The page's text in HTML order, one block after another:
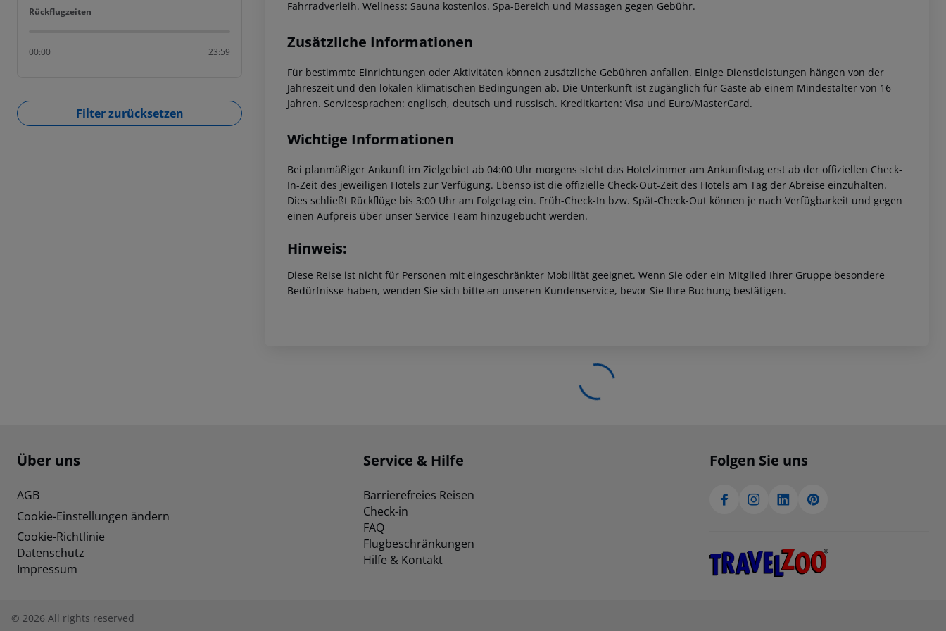
Rückflugzeiten
Rückflugzeiten
00:00 23:59
Filter zurücksetzen
Fahrradverleih. Wellness: Sauna kostenlos. Spa-Bereich und Massagen gegen Gebühr.
Zusätzliche Informationen
Für bestimmte Einrichtungen oder Aktivitäten können zusätzliche Gebühren anfallen. Einige Dienstleistungen hängen von der
Jahreszeit und den lokalen klimatischen Bedingungen ab. Die Unterkunft ist zugänglich für Gäste ab einem Mindestalter von 16
Jahren. Servicesprachen: englisch, deutsch und russisch. Kreditkarten: Visa und Euro/MasterCard.
Wichtige Informationen
Bei planmäßiger Ankunft im Zielgebiet ab 04:00 Uhr morgens steht das Hotelzimmer am Ankunftstag erst ab der offiziellen Check-
In-Zeit des jeweiligen Hotels zur Verfügung. Ebenso ist die offizielle Check-Out-Zeit des Hotels am Tag der Abreise einzuhalten.
Dies schließt Rückflüge bis 3:00 Uhr am Folgetag ein. Früh-Check-In bzw. Spät-Check-Out können je nach Verfügbarkeit und gegen
einen Aufpreis über unser Service Team hinzugebucht werden.
Hinweis:
Diese Reise ist nicht für Personen mit eingeschränkter Mobilität geeignet. Wenn Sie oder ein Mitglied Ihrer Gruppe besondere
Bedürfnisse haben, wenden Sie sich bitte an unseren Kundenservice, bevor Sie Ihre Buchung bestätigen.
Footer navigation
Über uns
AGB
Cookie-Einstellungen ändern
Cookie-Richtlinie
Datenschutz
Impressum
Service & Hilfe
Barrierefreies Reisen
Check-in
FAQ
Flugbeschränkungen
Hilfe & Kontakt
Folgen Sie uns
© 2026 All rights reserved